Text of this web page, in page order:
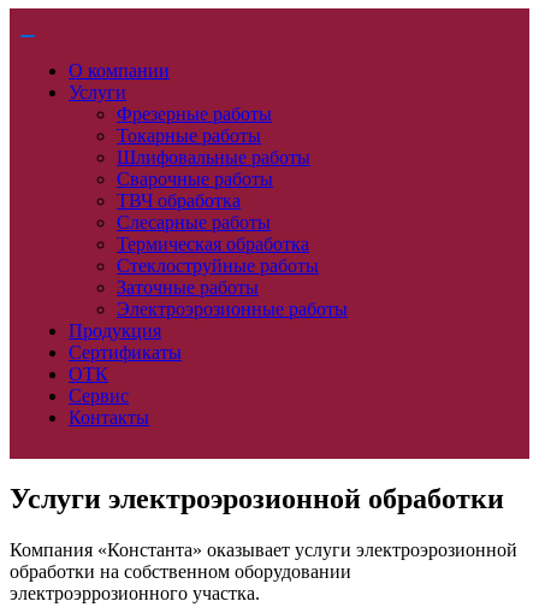
О компании
Услуги
Фрезерные работы
Токарные работы
Шлифовальные работы
Сварочные работы
ТВЧ обработка
Слесарные работы
Термическая обработка
Стеклоструйные работы
Заточные работы
Электроэрозионные работы
Продукция
Сертификаты
ОТК
Сервис
Контакты
Услуги электроэрозионной обработки
Компания «Константа» оказывает услуги электроэрозионной
обработки на собственном оборудовании
электроэррозионного участка.